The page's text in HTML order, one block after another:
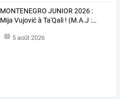
MONTENEGRO JUNIOR 2026 :
Mija Vujovićà Ta'Qali ! (M.A.J :…
5 août 2026